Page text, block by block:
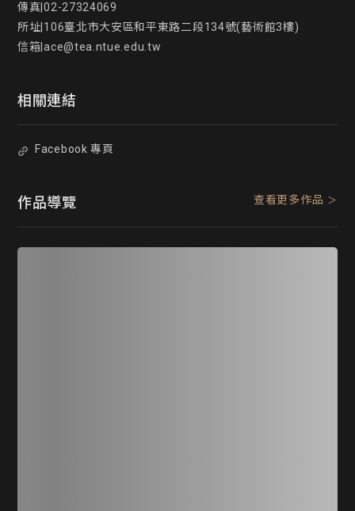
傳真|02-27324069
所址|106臺北市大安區和平東路二段134號(藝術館3樓)
信箱|ace@tea.ntue.edu.tw
相關連結
Facebook 專頁
作品導覽 查看更多作品